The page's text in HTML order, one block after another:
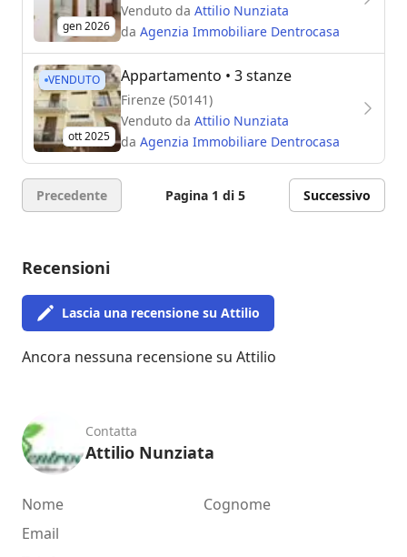
gen 2026
Venduto da Attilio Nunziata
da Agenzia Immobiliare Dentrocasa
VENDUTO
ott 2025
Appartamento • 3 stanze
Firenze (50141)
Venduto da Attilio Nunziata
da Agenzia Immobiliare Dentrocasa
Precedente Pagina 1 di 5 Successivo
Recensioni
Lascia una recensione su Attilio
Ancora nessuna recensione su Attilio
Contatta
Attilio Nunziata